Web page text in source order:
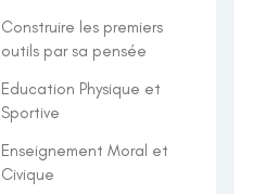
Construire les premiers
outils par sa pensée
Education Physique et
Sportive
Enseignement Moral et
Civique